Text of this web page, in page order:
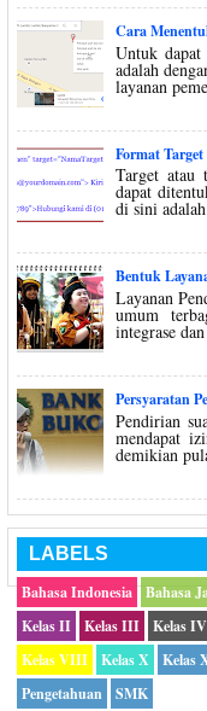
Cara
Untuk dapat
adalah
layanan
Format
Target atau
dapat
di sini
Bentuk
Layanan
umum
integrase
Persyaratan
Pendirian
mendapat
demikian
LABELS
Bahasa Indonesia
Bahasa
Kelas II
Kelas III Kelas IV
Kelas VIII
Kelas X Kelas
Pengetahuan
SMK